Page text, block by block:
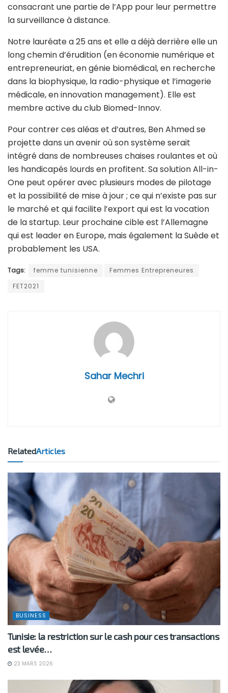
consacrant une partie de l’App pour leur permettre
la surveillance à distance.
Notre lauréate a 25 ans et elle a déjà derrière elle un
long chemin d’érudition (en économie numérique et
entrepreneuriat, en génie biomédical, en recherche
dans la biophysique, la radio-physique et l’imagerie
médicale, en innovation management). Elle est
membre active du club Biomed-Innov.
Pour contrer ces aléas et d’autres, Ben Ahmed se
projette dans un avenir où son système serait
intégré dans de nombreuses chaises roulantes et où
les handicapés lourds en profitent. Sa solution All-in-
One peut opérer avec plusieurs modes de pilotage
et la possibilité de mise à jour ; ce qui n’existe pas sur
le marché et qui facilite l’export qui est la vocation
de la startup. Leur prochaine cible est l’Allemagne
qui est leader en Europe, mais également la Suède et
probablement les USA.
Tags: femme tunisienne
Femmes Entrepreneures
FET2021
Sahar Mechri
RelatedArticles
BUSINESS
Tunisie: la restriction sur le cash pour ces transactions
est levée…
23 MARS 2026